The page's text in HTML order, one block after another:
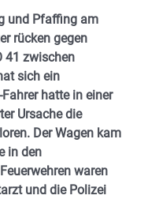
und Pfaffing am
rücken gegen
41 zwischen
sich ein
hatte in einer
Ursache die
Der Wagen kam
in den
waren
und die Polizei